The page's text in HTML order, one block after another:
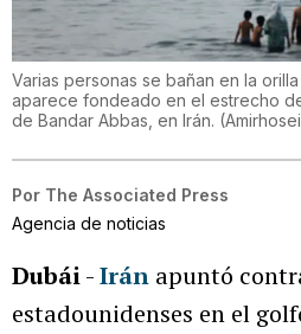
Varias personas se bañan en la
aparece fondeado en el estrecho
de Bandar Abbas, en Irán. (
Por The Associated Press
Agencia de noticias
Dubái-Irán apuntó
estadounidenses en el